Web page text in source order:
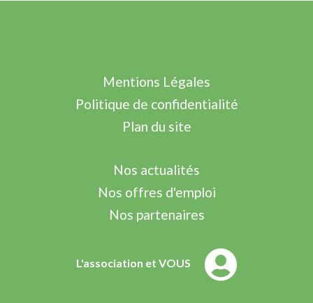
Mentions Légales
Politique de confidentialité
Plan du site
Nos actualités
Nos offres d'emploi
Nos partenaires
L'association et VOUS